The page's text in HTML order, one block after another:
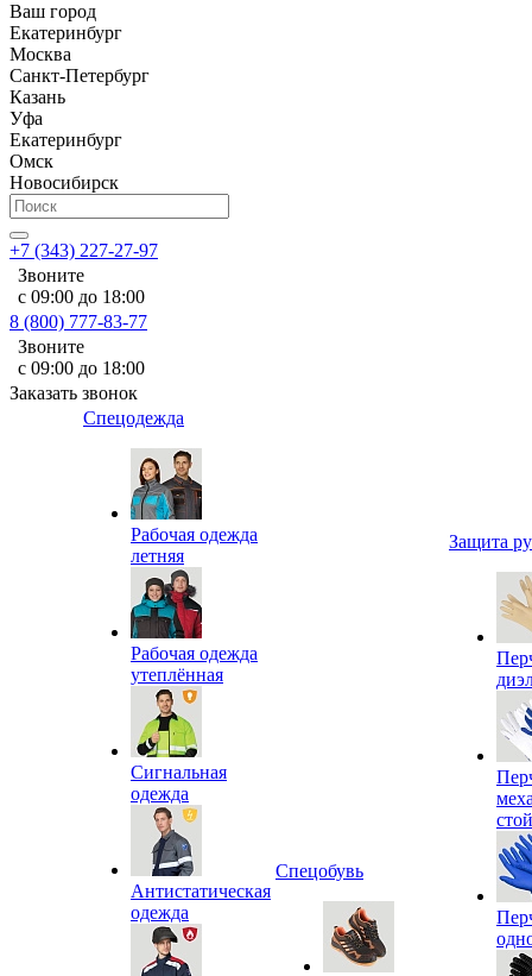
Ваш город
Екатеринбург
Москва
Санкт-Петербург
Казань
Уфа
Екатеринбург
Омск
Новосибирск
+7 (343) 227-27-97
Звоните
с 09:00 до 18:00
8 (800) 777-83-77
Звоните
с 09:00 до 18:00
Заказать звонок
Спецодежда
Рабочая одежда
летняя
Рабочая одежда
утеплённая
Сигнальная
одежда
Антистатическая
одежда
Спецобувь
Защита